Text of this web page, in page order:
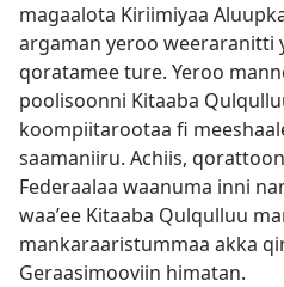
magaalota Kiriimiyaa
argaman yeroo weeraranitti
qoratamee ture. Yeroo
poolisoonni Kitaaba
koompiitarootaa fi
saamaniiru. Achiis,
Federaalaa waanuma inni
waaʼee Kitaaba Qulqulluu
mankaraaristummaa akka
Geraasimooviin himatan.